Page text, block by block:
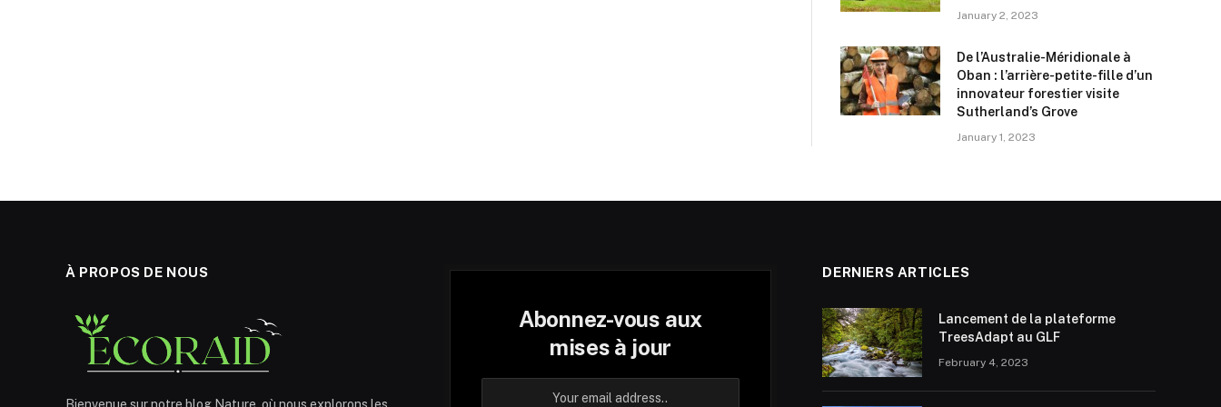
January 2, 2023
De l’Australie-Méridionale à
Oban : l’arrière-petite-fille d’un
innovateur forestier visite
Sutherland’s Grove
January 1, 2023
À PROPOS DE NOUS
Abonnez-vous aux
mises à jour
DERNIERS ARTICLES
Lancement de la plateforme
TreesAdapt au GLF
February 4, 2023